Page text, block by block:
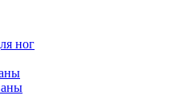
ног